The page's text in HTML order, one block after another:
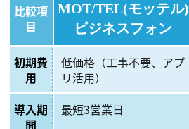
比較項
目
MOT/TEL(モッテル)
ビジネスフォン
初期費
用
低価格（工事不要、アプ
リ活用）
導入期
間
最短3営業日